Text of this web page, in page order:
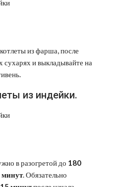
из фарша, после
сухарях и выкладывайте на
из индейки.
в разогретой до 180
минут. Обязательно